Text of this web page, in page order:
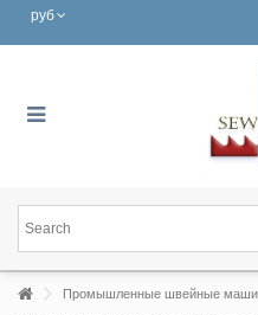
руб
Промышленные швейные